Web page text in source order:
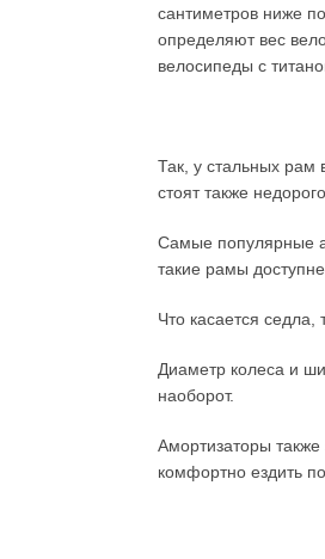
сантиметров ниже
определяют вес
велосипеды с
Так, у стальных рам
стоят также
Самые популярные
такие рамы
Что касается
Диаметр колеса и
наоборот.
Амортизаторы
комфортно ездить